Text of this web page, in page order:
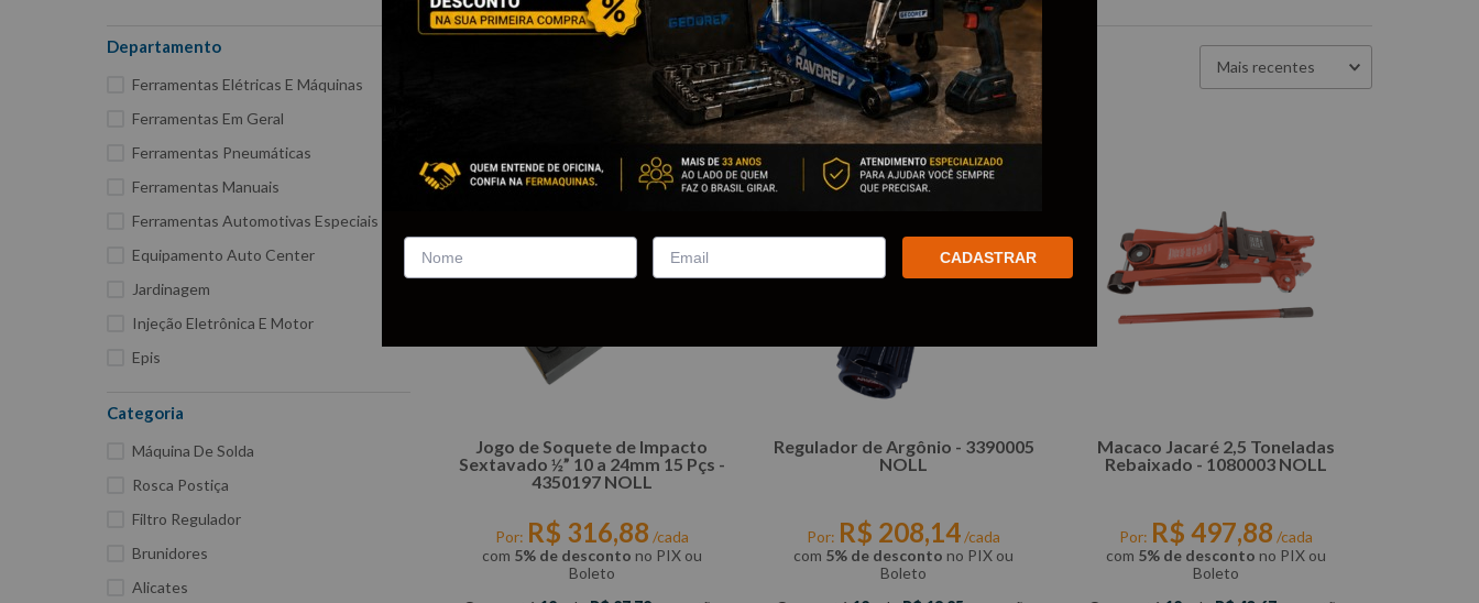
Departamento
Ferramentas Elétricas E Máquinas
Ferramentas Em Geral
Ferramentas Pneumáticas
Ferramentas Manuais
Ferramentas Automotivas Especiais
Equipamento Auto Center
Jardinagem
Injeção Eletrônica E Motor
Epis
Aditivos E Lubrificantes
Categoria
Máquina De Solda
Rosca Postiça
Filtro Regulador
Brunidores
Alicates
Mais recentes
Jogo de Soquete de Impacto
Sextavado ½” 10 a 24mm 15 Pçs -
4350197 NOLL
Por: R$ 316,88 /cada
com 5% de desconto no PIX ou
Boleto
Regulador de Argônio - 3390005
NOLL
Por: R$ 208,14/cada
com 5% de desconto no PIX ou
Boleto
Macaco Jacaré 2,5 Toneladas
Rebaixado - 1080003 NOLL
Por: R$ 497,88 /cada
com 5% de desconto no PIX ou
Boleto
CADASTRAR